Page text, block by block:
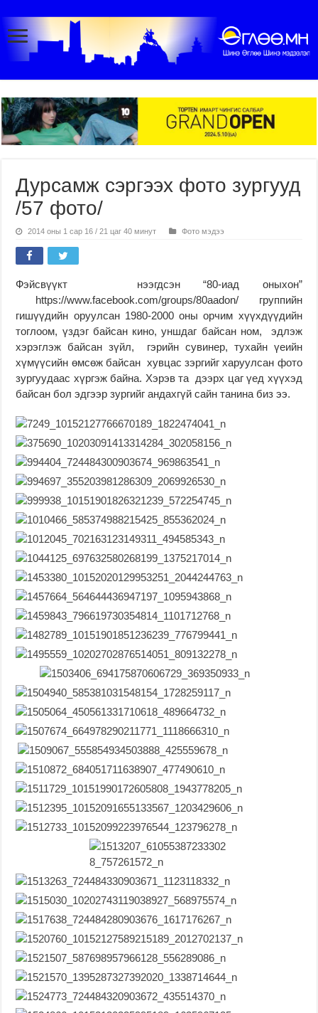
Дурсамж сэргээх фото зургууд
/57 фото/
2014 оны 1 сар 16 / 21 цаг 40 минут Фото мэдээ
Фэйсвүүкт нээгдсэн “80-иад оныхон”
https://www.facebook.com/groups/80aadon/ группийн
гишүүдийн оруулсан 1980-2000 оны орчим хүүхдүүдийн
тоглоом, үздэг байсан кино, уншдаг байсан ном, эдлэж
хэрэглэж байсан зүйл, гэрийн сувинер, тухайн үеийн
хүмүүсийн өмсөж байсан хувцас зэргийг харуулсан фото
зургуудаас хүргэж байна. Хэрэв та дээрх цаг үед хүүхэд
байсан бол эдгээр зургийг андахгүй сайн танина биз ээ.